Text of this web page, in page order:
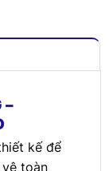
–
kế để
toàn